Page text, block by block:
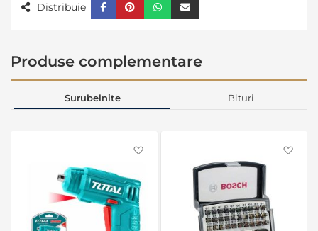
Distribuie
Produse complementare
Surubelnite Bituri